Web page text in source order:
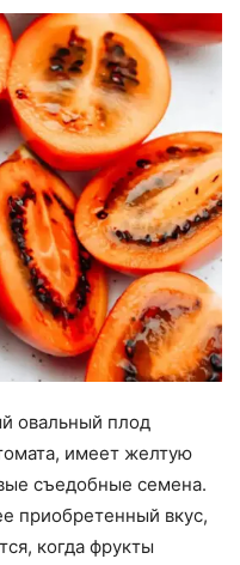
овальный плод
имеет желтую
съедобные семена.
приобретенный вкус,
когда фрукты